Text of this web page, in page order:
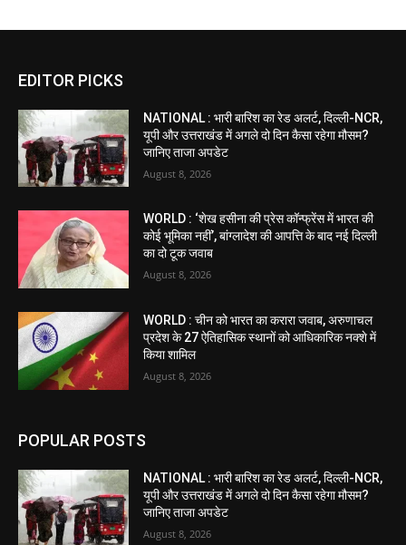
EDITOR PICKS
NATIONAL : भारी बारिश का रेड अलर्ट, दिल्ली-NCR,
यूपी और उत्तराखंड में अगले दो दिन कैसा रहेगा मौसम?
जानिए ताजा अपडेट
August 8, 2026
WORLD : ‘शेख हसीना की प्रेस कॉन्फ्रेंस में भारत की
कोई भूमिका नहीं’, बांग्लादेश की आपत्ति के बाद नई दिल्ली
का दो टूक जवाब
August 8, 2026
WORLD : चीन को भारत का करारा जवाब, अरुणाचल
प्रदेश के 27 ऐतिहासिक स्थानों को आधिकारिक नक्शे में
किया शामिल
August 8, 2026
POPULAR POSTS
NATIONAL : भारी बारिश का रेड अलर्ट, दिल्ली-NCR,
यूपी और उत्तराखंड में अगले दो दिन कैसा रहेगा मौसम?
जानिए ताजा अपडेट
August 8, 2026